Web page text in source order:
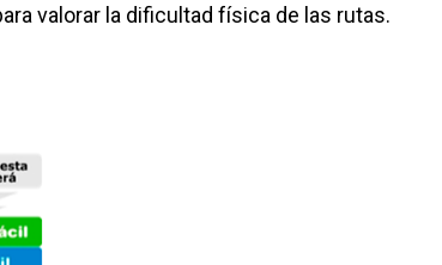
valorar la dificultad física de las rutas.